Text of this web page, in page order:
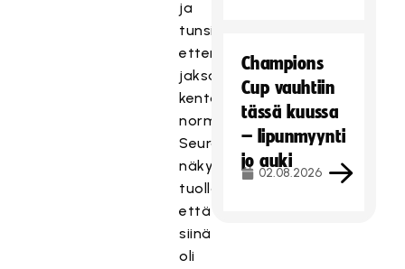
ja
tunsin,
etten
jaksa
kentällä
normaalisti.
Seurantadatassa
näkyi
tuolloin,
että
siinä
oli
Champions
Cup vauhtiin
tässä kuussa
– lipunmyynti
jo auki
02.08.2026